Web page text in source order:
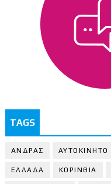
TAGS
ΑΝΔΡΑΣ ΑΥΤΟΚΙΝΗΤΟ
ΕΛΛΑΔΑ ΚΟΡΙΝΘΙΑ